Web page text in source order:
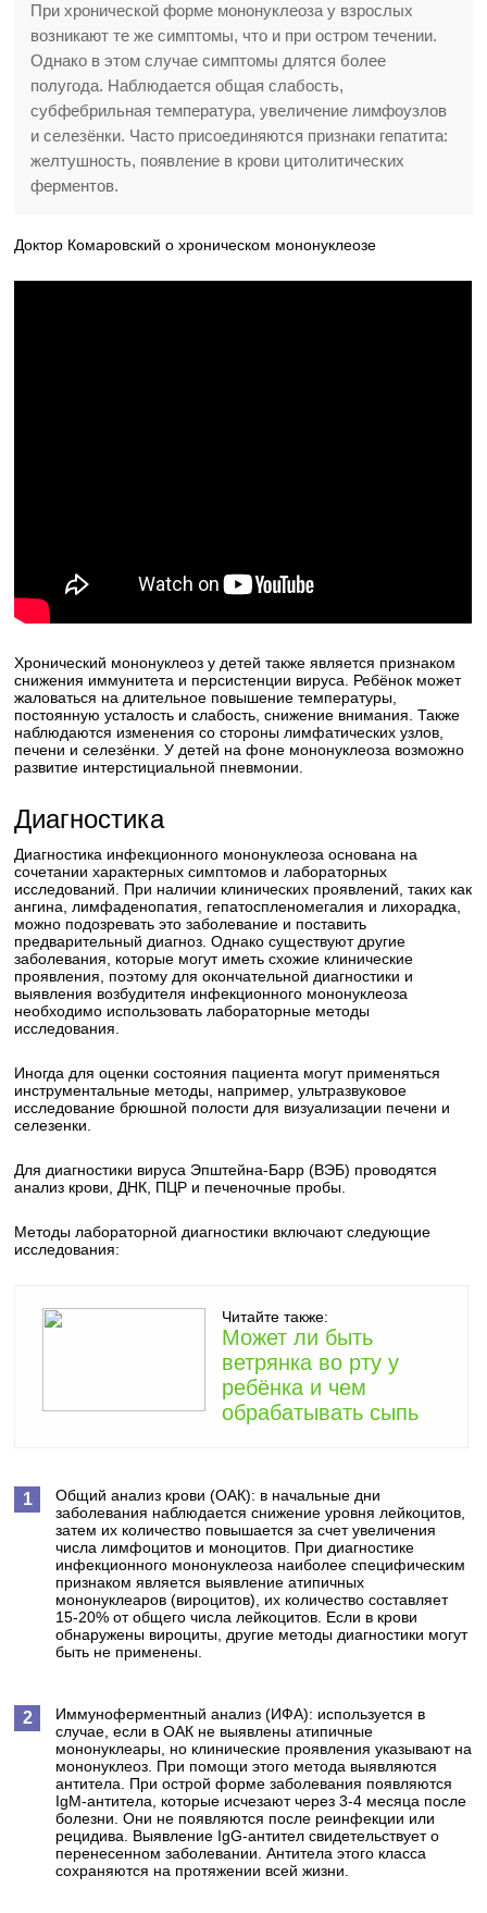
При хронической форме мононуклеоза у взрослых
возникают те же симптомы, что и при остром течении.
Однако в этом случае симптомы длятся более
полугода. Наблюдается общая слабость,
субфебрильная температура, увеличение лимфоузлов
и селезёнки. Часто присоединяются признаки гепатита:
желтушность, появление в крови цитолитических
ферментов.
Доктор Комаровский о хроническом мононуклеозе
Хронический мононуклеоз у детей также является признаком
снижения иммунитета и персистенции вируса. Ребёнок может
жаловаться на длительное повышение температуры,
постоянную усталость и слабость, снижение внимания. Также
наблюдаются изменения со стороны лимфатических узлов,
печени и селезёнки. У детей на фоне мононуклеоза возможно
развитие интерстициальной пневмонии.
Диагностика
Диагностика инфекционного мононуклеоза основана на
сочетании характерных симптомов и лабораторных
исследований. При наличии клинических проявлений, таких как
ангина, лимфаденопатия, гепатоспленомегалия и лихорадка,
можно подозревать это заболевание и поставить
предварительный диагноз. Однако существуют другие
заболевания, которые могут иметь схожие клинические
проявления, поэтому для окончательной диагностики и
выявления возбудителя инфекционного мононуклеоза
необходимо использовать лабораторные методы
исследования.
Иногда для оценки состояния пациента могут применяться
инструментальные методы, например, ультразвуковое
исследование брюшной полости для визуализации печени и
селезенки.
Для диагностики вируса Эпштейна-Барр (ВЭБ) проводятся
анализ крови, ДНК, ПЦР и печеночные пробы.
Методы лабораторной диагностики включают следующие
исследования:
Читайте также:
Может ли быть
ветрянка во рту у
ребёнка и чем
обрабатывать сыпь
Общий анализ крови (ОАК): в начальные дни
заболевания наблюдается снижение уровня лейкоцитов,
затем их количество повышается за счет увеличения
числа лимфоцитов и моноцитов. При диагностике
инфекционного мононуклеоза наиболее специфическим
признаком является выявление атипичных
мононуклеаров (вироцитов), их количество составляет
15-20% от общего числа лейкоцитов. Если в крови
обнаружены вироциты, другие методы диагностики могут
быть не применены.
Иммуноферментный анализ (ИФА): используется в
случае, если в ОАК не выявлены атипичные
мононуклеары, но клинические проявления указывают на
мононуклеоз. При помощи этого метода выявляются
антитела. При острой форме заболевания появляются
IgM-антитела, которые исчезают через 3-4 месяца после
болезни. Они не появляются после реинфекции или
рецидива. Выявление IgG-антител свидетельствует о
перенесенном заболевании. Антитела этого класса
сохраняются на протяжении всей жизни.